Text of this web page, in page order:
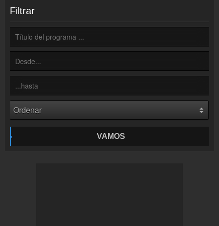
Inserción de la radio
Inclúyelo a tu sitio web
Filtrar
VAMOS